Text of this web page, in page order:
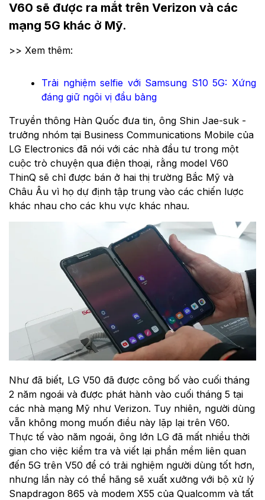
V60 sẽ được ra mắt trên Verizon và các
mạng 5G khác ở Mỹ.
>> Xem thêm:
Trải nghiệm selfie với Samsung S10 5G: Xứng
đáng giữ ngôi vị đầu bảng
Truyền thông Hàn Quốc đưa tin, ông Shin Jae-suk -
trưởng nhóm tại Business Communications Mobile của
LG Electronics đã nói với các nhà đầu tư trong một
cuộc trò chuyện qua điện thoại, rằng model V60
ThinQ sẽ chỉ được bán ở hai thị trường Bắc Mỹ và
Châu Âu vì họ dự định tập trung vào các chiến lược
khác nhau cho các khu vực khác nhau.
Như đã biết, LG V50 đã được công bố vào cuối tháng
2 năm ngoái và được phát hành vào cuối tháng 5 tại
các nhà mạng Mỹ như Verizon. Tuy nhiên, người dùng
vẫn không mong muốn điều này lặp lại trên V60.
Thực tế vào năm ngoái, ông lớn LG đã mất nhiều thời
gian cho việc kiểm tra và viết lại phần mềm liên quan
đến 5G trên V50 để có trải nghiệm người dùng tốt hơn,
nhưng lần này có thể hãng sẽ xuất xưởng với bộ xử lý
Snapdragon 865 và modem X55 của Qualcomm và tất